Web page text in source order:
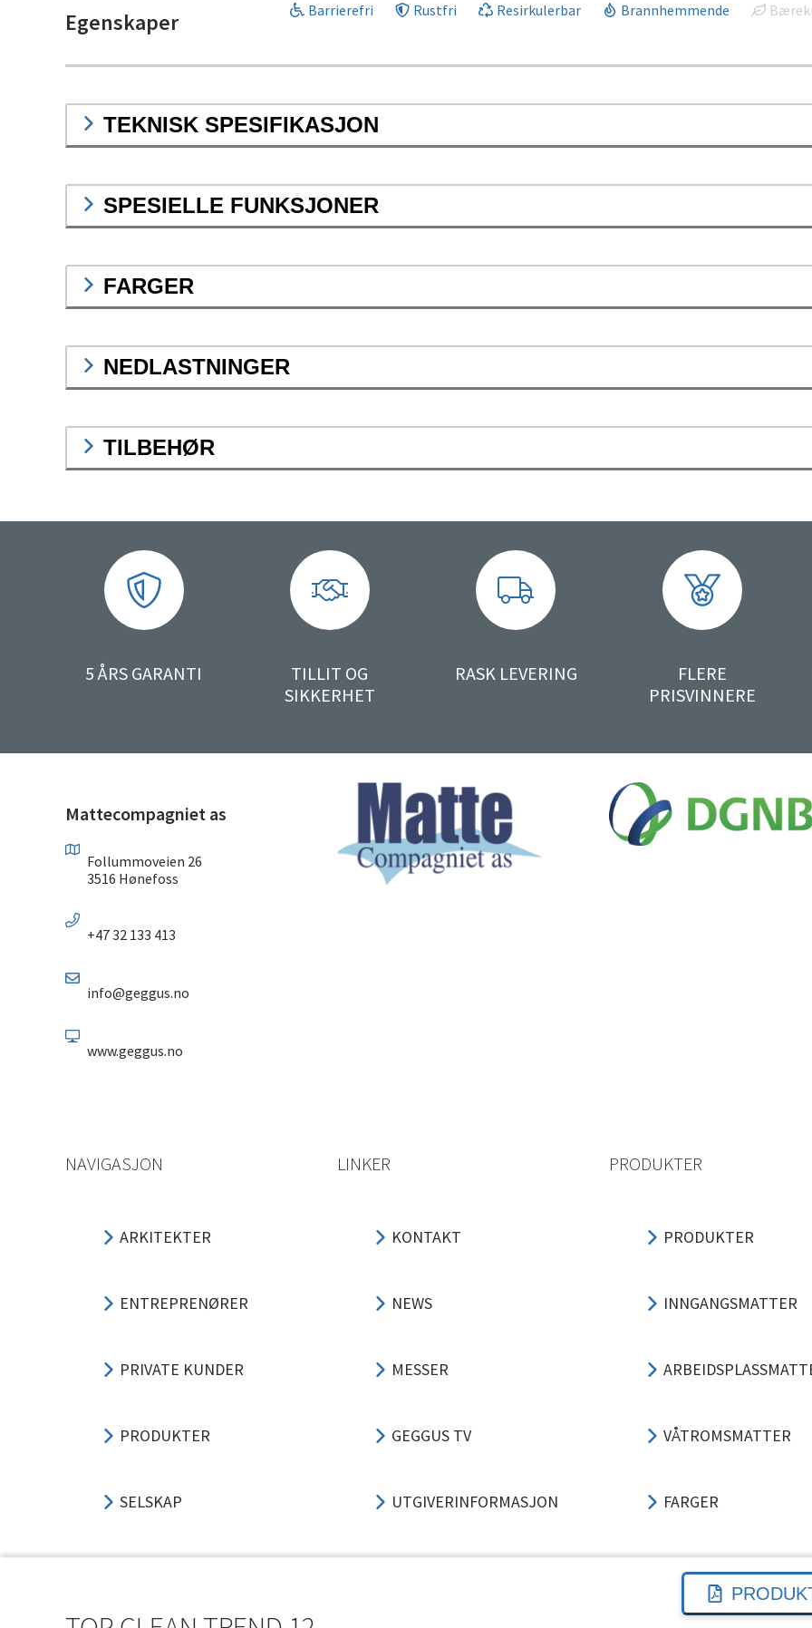
Egenskaper Barrierefri Rustfri Resirkulerbar Brannhemmende
TEKNISK SPESIFIKASJON
SPESIELLE FUNKSJONER
FARGER
NEDLASTNINGER
TILBEHØR
5 ÅRS GARANTI
TILLIT OG
SIKKERHET
RASK LEVERING
FLERE
PRISVINNERE
Mattecompagniet as
Follummoveien 26
3516 Hønefoss
+47 32 133 413
info@geggus.no
www.geggus.no
NAVIGASJON
ARKITEKTER
ENTREPRENØRER
PRIVATE KUNDER
PRODUKTER
SELSKAP
LINKER
KONTAKT
NEWS
MESSER
GEGGUS TV
UTGIVERINFORMASJON
PRODUKTER
PRODUKTER
INNGANGSMATTER
VÅTROMSMATTER
FARGER
3-TRINNS LØSNING